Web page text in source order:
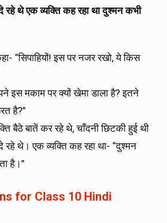
दे रहे थे एक व्यक्ति कह रहा था दुश्मन कभी
“सिपाहियों! इस पर नजर रखो, ये किस
इस मकाम पर क्यों खेमा डाला है? इतने
है?”
बैठे बातें कर रहे थे, चाँदनी छिटकी हुई थी
दे रहे थे। एक व्यक्ति कह रहा था- “दुश्मन
है।”
for Class 10 Hindi